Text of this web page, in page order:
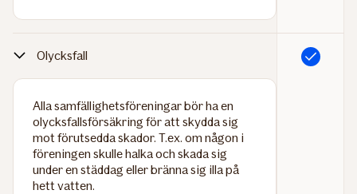
Olycksfall
Alla samfällighetsföreningar bör ha en
olycksfallsförsäkring för att skydda sig
mot förutsedda skador. T.ex. om någon i
föreningen skulle halka och skada sig
under en städdag eller bränna sig illa på
hett vatten.
Ingår